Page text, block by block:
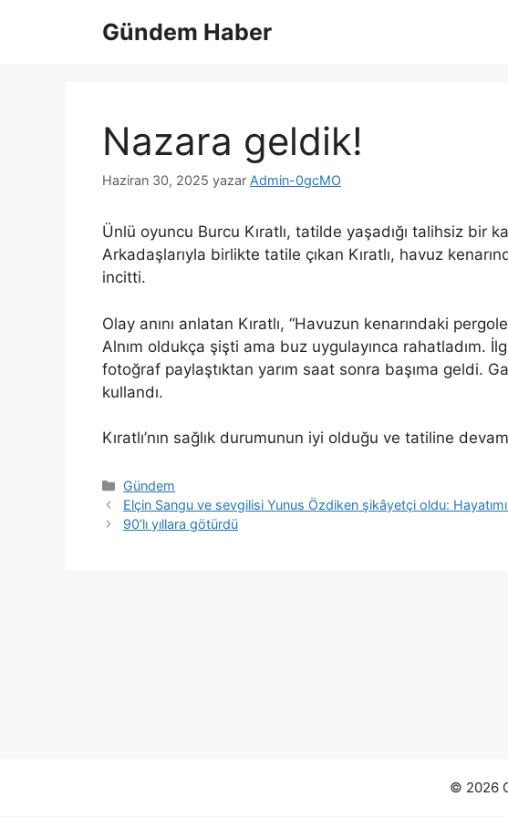
Gündem Haber
Nazara geldik!
Haziran 30, 2025 yazar Admin-0gcMO
Ünlü oyuncu Burcu Kıratlı, tatilde yaşadığı talihsiz bir
Arkadaşlarıyla birlikte tatile çıkan Kıratlı, havuz
incitti.
Olay anını anlatan Kıratlı, “Havuzun kenarındaki
Alnım oldukça şişti ama buz uygulayınca rahatladım.
fotoğraf paylaştıktan yarım saat sonra başıma geldi.
kullandı.
Kıratlı’nın sağlık durumunun iyi olduğu ve tatiline
Kategoriler
Gündem
Elçin Sangu ve sevgilisi Yunus Özdiken şikâyetçi oldu:
90’lı yıllara götürdü
© 2026